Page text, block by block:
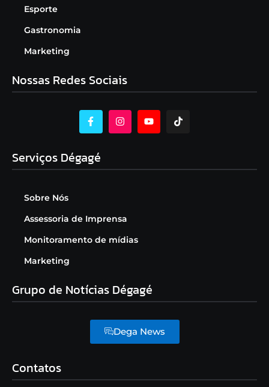
Esporte
Gastronomia
Marketing
Nossas Redes Sociais
Serviços Dégagé
Sobre Nós
Assessoria de Imprensa
Monitoramento de mídias
Marketing
Grupo de Notícias Dégagé
Dega News
Contatos